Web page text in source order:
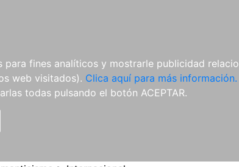
fines analíticos y mostrarle publicidad
web visitados). Clica aquí para más información.
todas pulsando el botón ACEPTAR.
Y EDICIONES
REVISTAS
CDS Y
DVDS